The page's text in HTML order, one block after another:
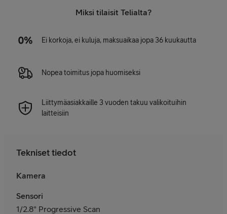
Miksi tilaisit Telialta?
Ei korkoja, ei kuluja, maksuaikaa jopa 36 kuukautta
Nopea toimitus jopa huomiseksi
Liittymäasiakkaille 3 vuoden takuu valikoituihin
laitteisiin
Tekniset tiedot
Kamera
Sensori
1/2.8" Progressive Scan